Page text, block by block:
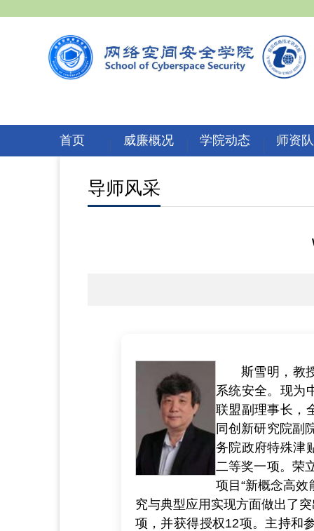
首页 威廉概况 学院动态 师资
导师风采
斯雪明，教
系统安全。现为
联盟副理事长，
同创新研究院副
务院政府特殊津
二等奖一项。荣
项目“新概念高
究与典型应用实现方面做出了
项，并获得授权12项。主持和